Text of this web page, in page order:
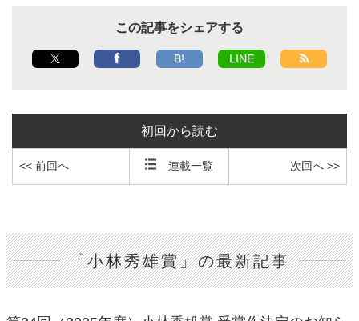
この記事をシェアする
B! LINE
初回から読む
<< 前回へ 連載一覧 次回へ >>
「小林秀雄賞」の最新記事